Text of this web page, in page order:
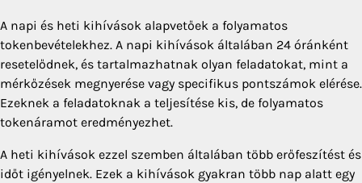
A napi és heti kihívások alapvetőek a folyamatos
tokenbevételekhez. A napi kihívások általában 24 óránként
resetelődnek, és tartalmazhatnak olyan feladatokat, mint a
mérkőzések megnyerése vagy specifikus pontszámok elérése.
Ezeknek a feladatoknak a teljesítése kis, de folyamatos
tokenáramot eredményezhet.
A heti kihívások ezzel szemben általában több erőfeszítést és
időt igényelnek. Ezek a kihívások gyakran több nap alatt egy